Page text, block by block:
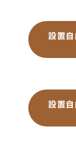
設置
設置